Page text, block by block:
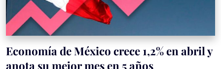
Economía de México crece 1,2% en abril y
anota su mejor mes en 5 años